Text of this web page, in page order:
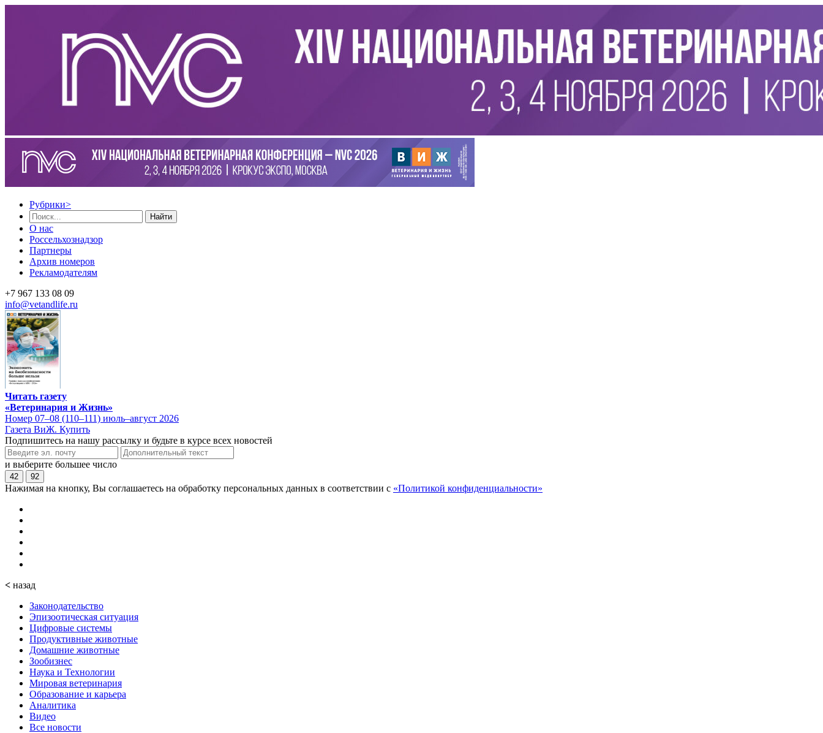
Рубрики>
Найти
О нас
Россельхознадзор
Партнеры
Архив номеров
Рекламодателям
+7 967 133 08 09
info@vetandlife.ru
Читать газету
«Ветеринария и Жизнь»
Номер 07–08 (110–111) июль–август 2026
Газета ВиЖ. Купить
Подпишитесь на нашу рассылку и будьте в курсе всех новостей
и выберите большее число
42 92
Нажимая на кнопку, Вы соглашаетесь на обработку персональных данных в соответствии с «Политикой конфиденциальности»
< назад
Законодательство
Эпизоотическая ситуация
Цифровые системы
Продуктивные животные
Домашние животные
Зообизнес
Наука и Технологии
Мировая ветеринария
Образование и карьера
Аналитика
Видео
Все новости